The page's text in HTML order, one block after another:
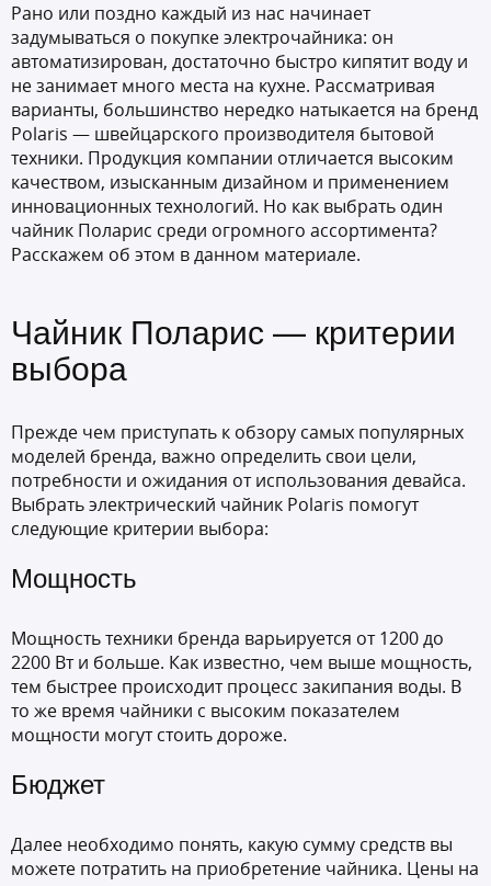
Рано или поздно каждый из нас начинает
задумываться о покупке электрочайника: он
автоматизирован, достаточно быстро кипятит воду и
не занимает много места на кухне. Рассматривая
варианты, большинство нередко натыкается на бренд
Polaris — швейцарского производителя бытовой
техники. Продукция компании отличается высоким
качеством, изысканным дизайном и применением
инновационных технологий. Но как выбрать один
чайник Поларис среди огромного ассортимента?
Расскажем об этом в данном материале.
Чайник Поларис — критерии
выбора
Прежде чем приступать к обзору самых популярных
моделей бренда, важно определить свои цели,
потребности и ожидания от использования девайса.
Выбрать электрический чайник Polaris помогут
следующие критерии выбора:
Мощность
Мощность техники бренда варьируется от 1200 до
2200 Вт и больше. Как известно, чем выше мощность,
тем быстрее происходит процесс закипания воды. В
то же время чайники с высоким показателем
мощности могут стоить дороже.
Бюджет
Далее необходимо понять, какую сумму средств вы
можете потратить на приобретение чайника. Цены на